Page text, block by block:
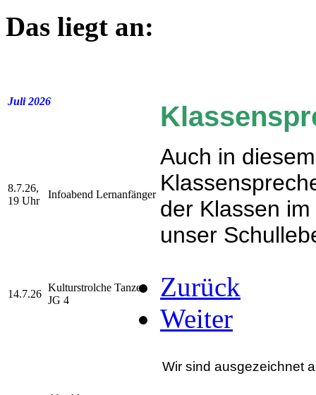
Das liegt an:
Juli 2026
8.7.26,
19 Uhr
Infoabend Lernanfänger
14.7.26
Kulturstrolche Tanzen
JG 4
Auch in
der Klassen
unser
Zurück
Weiter
Wir sind ausgezeichnet